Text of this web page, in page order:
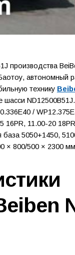
производства
автономный
технику
шасси
/
16PR, 11.00-20
база 5050+1450,
× 800/500 × 2300